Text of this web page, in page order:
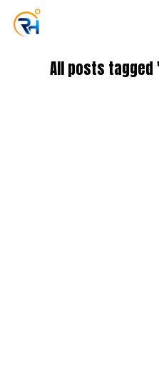
All posts